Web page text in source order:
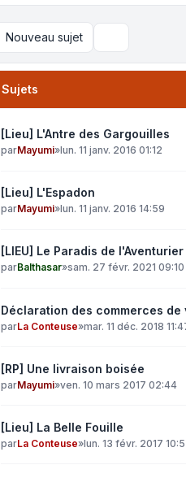
Nouveau sujet
Sujets
[Lieu] L'Antre des Gargouilles
parMayumi»lun. 11 janv. 2016 01:12
[Lieu] L'Espadon
parMayumi»lun. 11 janv. 2016 14:59
[LIEU] Le Paradis de l'Aventurier
parBalthasar»sam. 27 févr. 2021 09:10
Déclaration des commerces de
parLa Conteuse»mar. 11 déc. 2018
[RP] Une livraison boisée
parMayumi»ven. 10 mars 2017 02:44
[Lieu] La Belle Fouille
parLa Conteuse»lun. 13 févr. 2017